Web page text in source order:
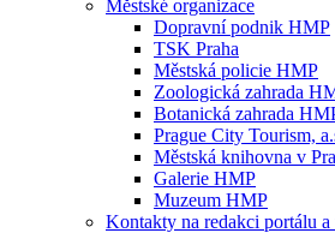
Městské organizace
Dopravní podnik HMP
TSK Praha
Městská policie HMP
Zoologická zahrada
Botanická zahrada
Prague City Tourism,
Městská knihovna v
Galerie HMP
Muzeum HMP
Kontakty na redakci portálu a